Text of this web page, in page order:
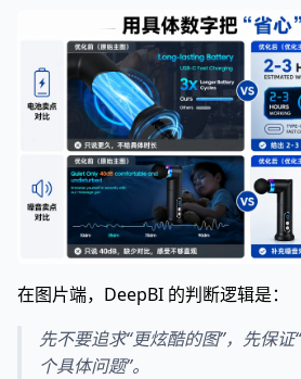
在图片端，DeepBI 的判断逻辑是：
先不要追求“更炫酷的图”，先保
个具体问题”。